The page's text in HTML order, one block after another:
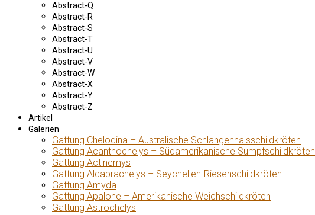
Abstract-Q
Abstract-R
Abstract-S
Abstract-T
Abstract-U
Abstract-V
Abstract-W
Abstract-X
Abstract-Y
Abstract-Z
Artikel
Galerien
Gattung Chelodina – Australische Schlangenhalsschildkröten
Gattung Acanthochelys – Südamerikanische Sumpfschildkröten
Gattung Actinemys
Gattung Aldabrachelys – Seychellen-Riesenschildkröten
Gattung Amyda
Gattung Apalone – Amerikanische Weichschildkröten
Gattung Astrochelys